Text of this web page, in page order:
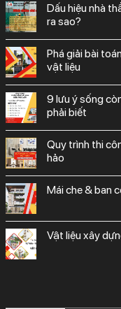
dấu hiệu nhà thầu thi công uy tín: họ tư vấn khách hàng
ra sao?
phá giải bài toán đơn giá xây nhà trọn gói: bí quyết chọn
vật liệu
9 lưu ý sống còn trong thi công xây dựng biệt thự bạn
phải biết
quy trình thi công nội thất chuẩn chỉnh: từ a-z đến hoàn
hảo
mái che &
vật liệu xây